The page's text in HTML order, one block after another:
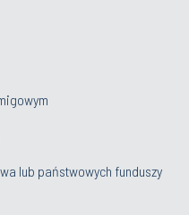
lub państwowych funduszy